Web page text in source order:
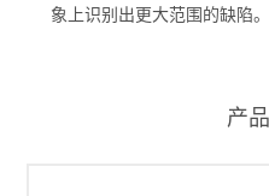
象上识别出更大范围的缺陷。
产